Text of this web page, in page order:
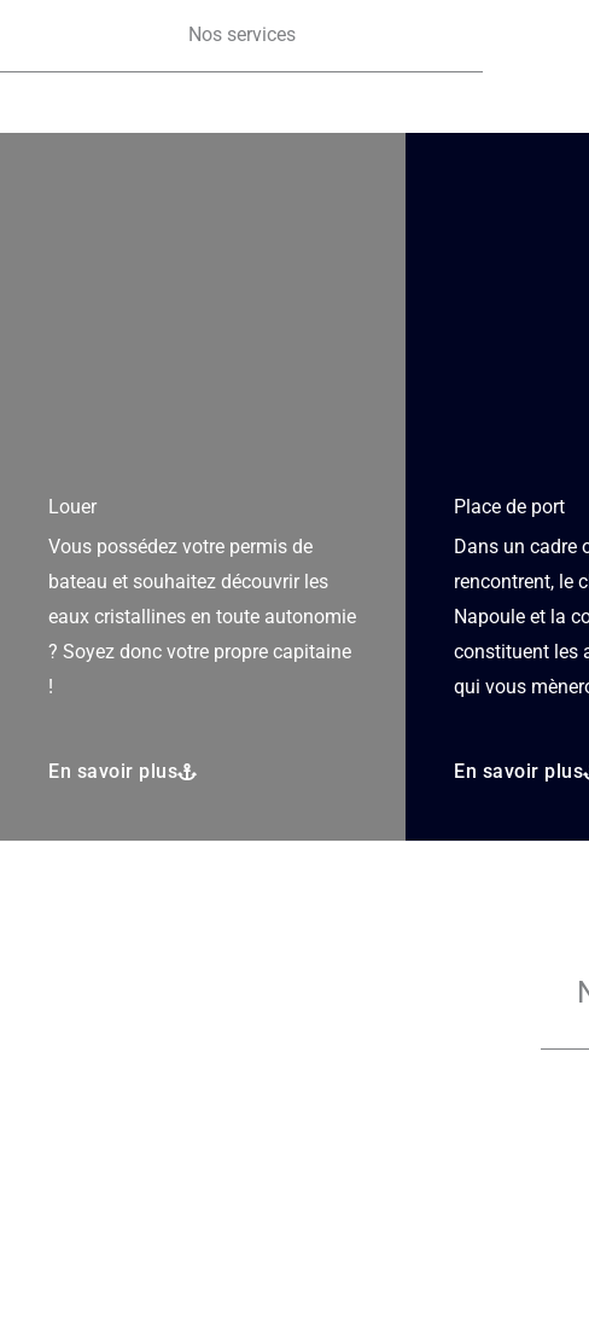
Nos services
Louer
Vous possédez votre permis de
bateau et souhaitez découvrir les
eaux cristallines en toute autonomie
? Soyez donc votre propre capitaine
!
En savoir plus
Place de port
Dans un cadre
rencontrent, le
Napoule et la
constituent les
qui vous
En savoir plus